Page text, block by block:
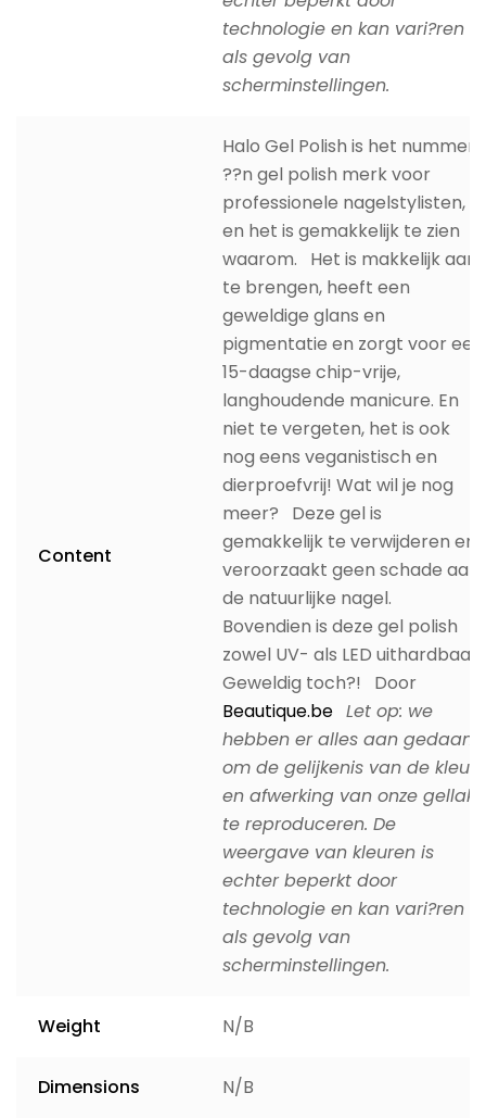
technologie en kan vari?ren
als gevolg van
scherminstellingen.
Content
Halo Gel Polish is het nummer
??n gel polish merk voor
professionele nagelstylisten,
en het is gemakkelijk te zien
waarom. Het is makkelijk aan
te brengen, heeft een
geweldige glans en
pigmentatie en zorgt voor een
15-daagse chip-vrije,
langhoudende manicure. En
niet te vergeten, het is ook
nog eens veganistisch en
dierproefvrij! Wat wil je nog
meer? Deze gel is
gemakkelijk te verwijderen en
veroorzaakt geen schade aan
de natuurlijke nagel.
Bovendien is deze gel polish
zowel UV- als LED uithardbaar.
Geweldig toch?! Door
Beautique.be Let op: we
hebben er alles aan gedaan
om de gelijkenis van de kleur
en afwerking van onze gellak
te reproduceren. De
weergave van kleuren is
echter beperkt door
technologie en kan vari?ren
als gevolg van
scherminstellingen.
Weight N/B
Dimensions N/B